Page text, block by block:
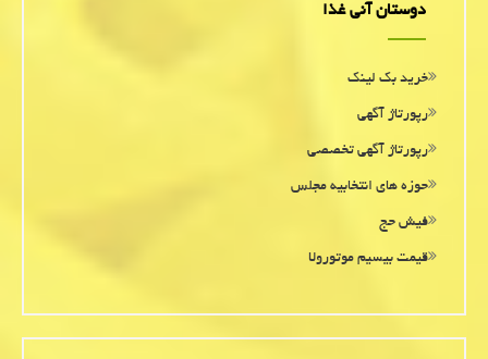
دوستان آنی غذا
خرید بک لینک
رپورتاژ آگهی
رپورتاژ آگهی تخصصی
حوزه های انتخابیه مجلس
فیش حج
قیمت بیسیم موتورولا